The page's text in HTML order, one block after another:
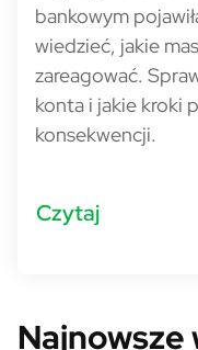
bankowym
wiedzieć, jakie
zareagować.
konta i jakie kroki
konsekwencji.
Czytaj
Najnowsze